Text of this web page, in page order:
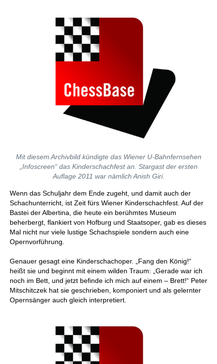
Mit diesem Archivbild kündigte das Wiener U-Bahnfernsehen
„Infoscreen“ das Kinderschachfest an. Stargast der ersten
Auflage 2011 war nämlich Anish Giri.
Wenn das Schuljahr dem Ende zugeht, und damit auch der
Schachunterricht, ist Zeit fürs Wiener Kinderschachfest. Auf der
Bastei der Albertina, die heute ein berühmtes Museum
beherbergt, flankiert von Hofburg und Staatsoper, gab es dieses
Mal nicht nur viele lustige Schachspiele sondern auch eine
Opernvorführung.
Genauer gesagt eine Kinderschachoper. „Fang den König!“
heißt sie und beginnt mit einem wilden Traum: „Gerade war ich
noch im Bett, und jetzt befinde ich mich auf einem – Brett!“ Peter
Mitschitczek hat sie geschrieben, komponiert und als gelernter
Opernsänger auch gleich interpretiert.